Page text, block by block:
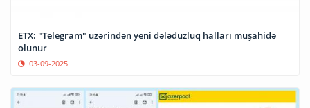
ETX: "Telegram" üzərindən yeni dələduzluq halları müşahidə
olunur
03-09-2025